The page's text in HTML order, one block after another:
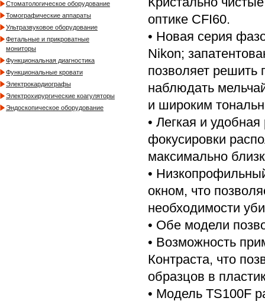
Стоматологическое оборудование
Томографические аппараты
Ультразвуковое оборудование
Фетальные и прикроватные
мониторы
Функциональная диагностика
Функциональные кровати
Электрокардиографы
Электрохирургические коагуляторы
Эндоскопическое оборудование
оптике CFI60.
• Новая серия
Nikon;
позволяет решить
наблюдать
и широким
• Легкая и
фокусировки
максимально
•
окном, что
необходимости
• Обе модели
• Возможность
Контраста, что
образцов в
• Модель TS100F